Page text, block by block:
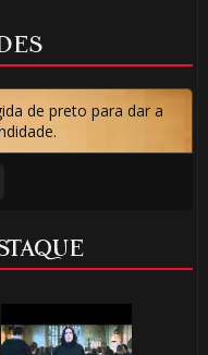
de preto para dar a